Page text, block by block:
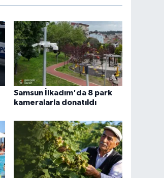
Samsun İlkadım'da 8 park
kameralarla donatıldı